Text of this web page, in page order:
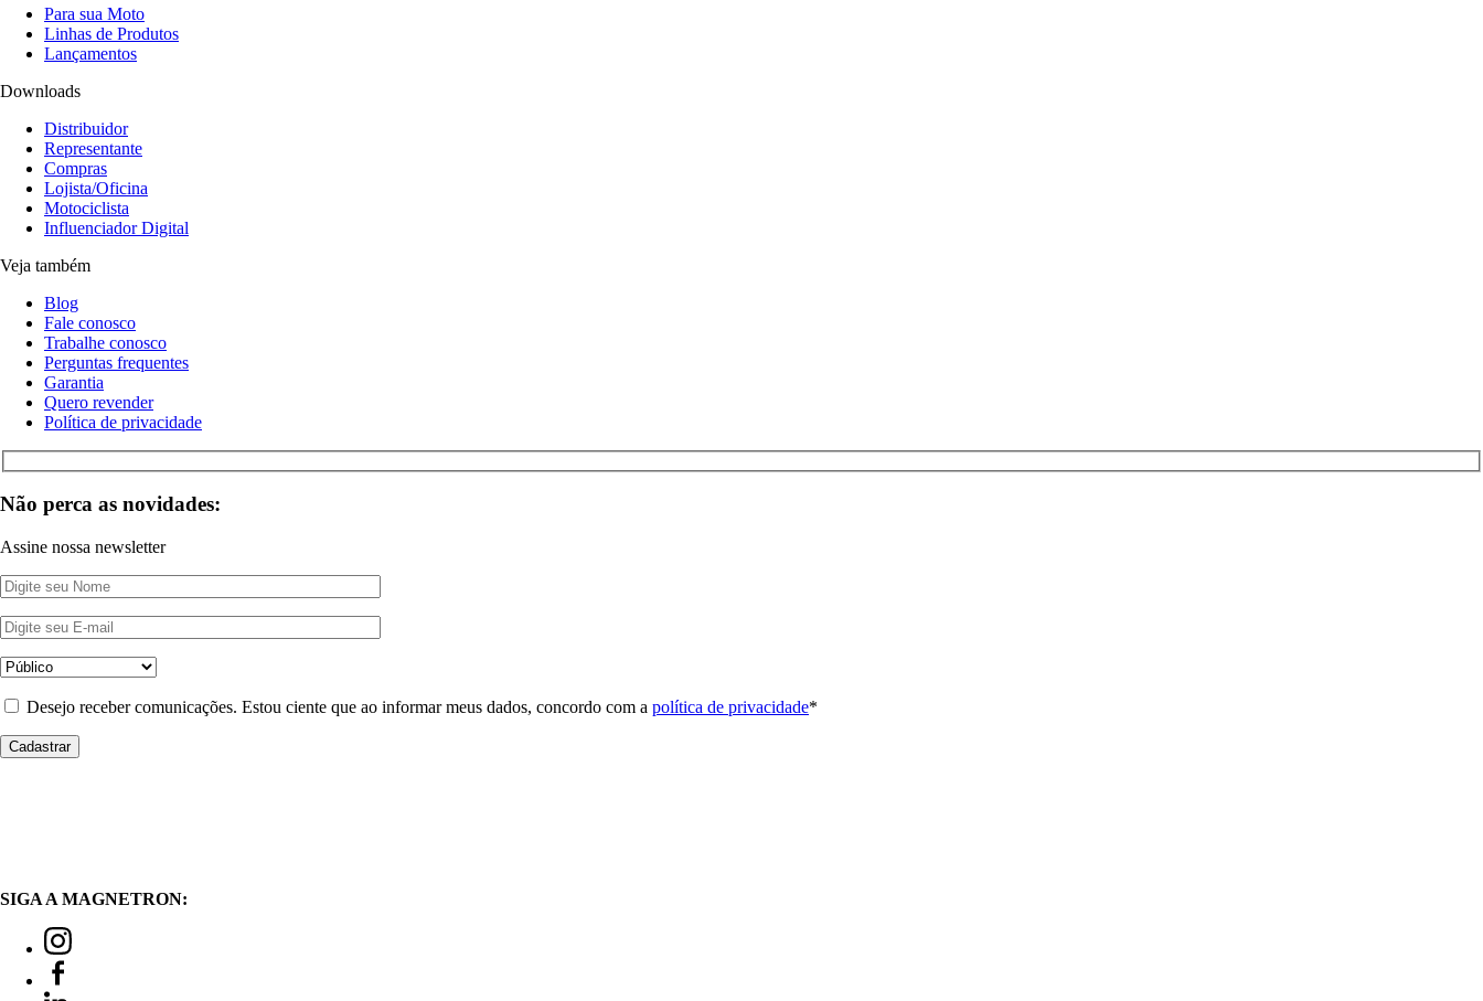
Para sua Moto
Linhas de Produtos
Lançamentos
Downloads
Distribuidor
Representante
Compras
Lojista/Oficina
Motociclista
Influenciador Digital
Veja também
Blog
Fale conosco
Trabalhe conosco
Perguntas frequentes
Garantia
Quero revender
Política de privacidade
Não perca as novidades:
Assine nossa newsletter
Desejo receber comunicações. Estou ciente que ao informar meus dados, concordo com a política de privacidade*
SIGA A MAGNETRON: